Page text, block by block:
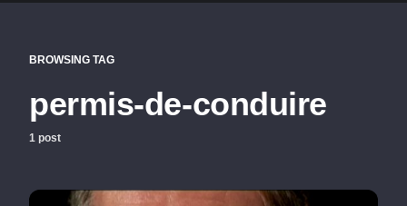
BROWSING TAG
permis-de-conduire
1 post